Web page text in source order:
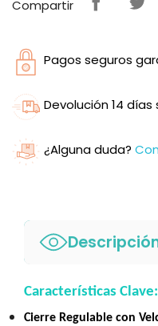
Compartir
Pagos seguros
Devolución 14
¿Alguna duda?
Características Clave:
Cierre Regulable con